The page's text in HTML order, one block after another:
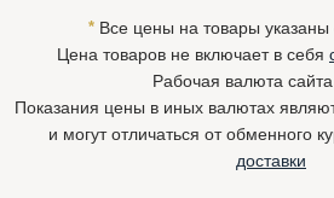
*Все цены на товары указаны
Цена товаров не включает в себя
Рабочая валюта сайта
Показания цены в иных валютах
и могут отличаться от обменного
доставки